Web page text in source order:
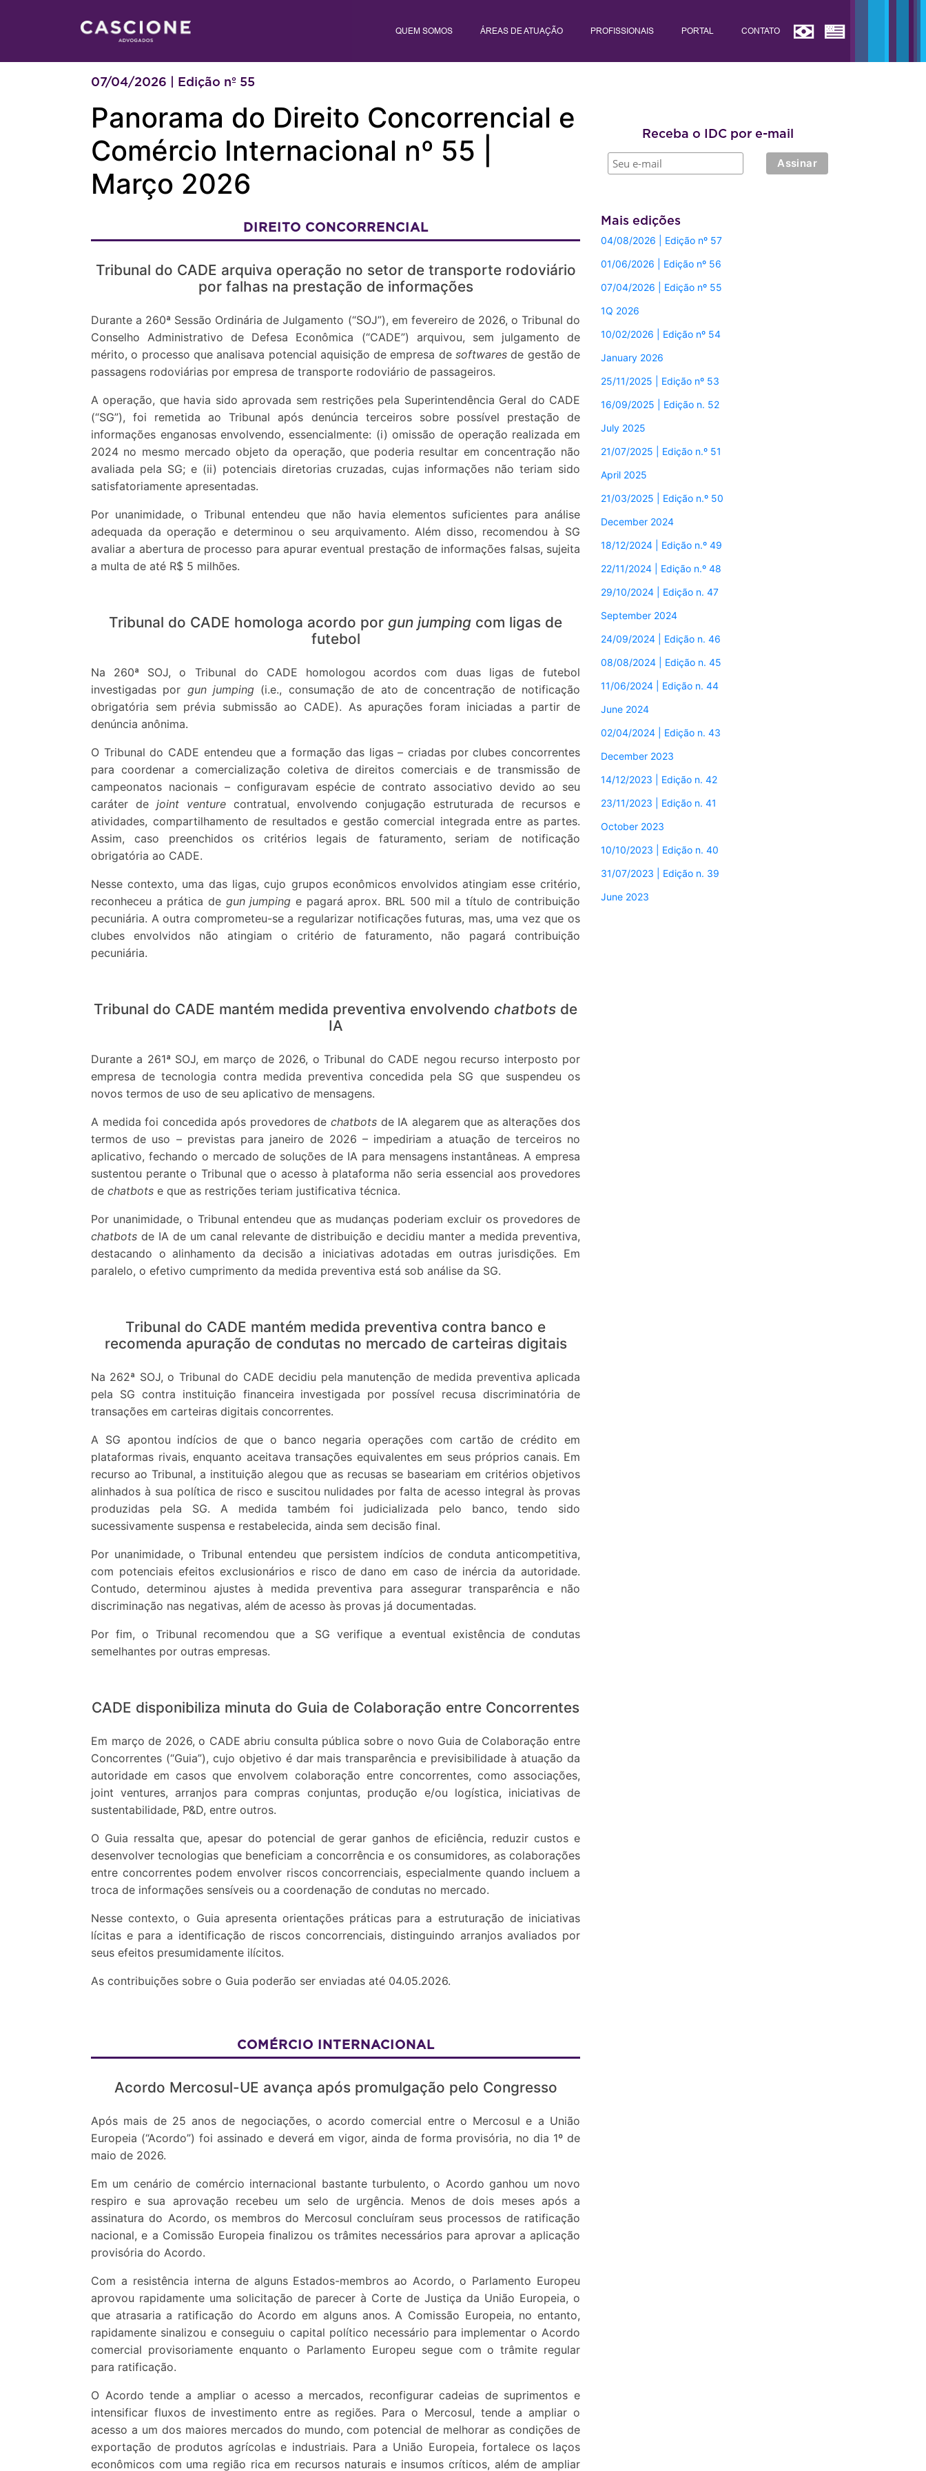
QUEM SOMOS ÁREAS DE ATUAÇÃO PROFISSIONAIS PORTAL CONTATO
07/04/2026 | Edição nº 55
Panorama do Direito Concorrencial e
Comércio Internacional nº 55 |
Março 2026
DIREITO CONCORRENCIAL
Tribunal do CADE arquiva operação no setor de transporte rodoviário
por falhas na prestação de informações
Durante a 260ª Sessão Ordinária de Julgamento (“SOJ”), em fevereiro de 2026, o Tribunal do
Conselho Administrativo de Defesa Econômica (“CADE”) arquivou, sem julgamento de
mérito, o processo que analisava potencial aquisição de empresa desoftwares de gestão de
passagens rodoviárias por empresa de transporte rodoviário de passageiros.
A operação, que havia sido aprovada sem restrições pela Superintendência Geral do CADE
(“SG”), foi remetida ao Tribunal após denúncia terceiros sobre possível prestação de
informações enganosas envolvendo, essencialmente: (i) omissão de operação realizada em
2024 no mesmo mercado objeto da operação, que poderia resultar em concentração não
avaliada pela SG; e (ii) potenciais diretorias cruzadas, cujas informações não teriam sido
satisfatoriamente apresentadas.
Por unanimidade, o Tribunal entendeu que não havia elementos suficientes para análise
adequada da operação e determinou o seu arquivamento. Além disso, recomendou à SG
avaliar a abertura de processo para apurar eventual prestação de informações falsas, sujeita
a multa de até R$ 5 milhões.
Tribunal do CADE homologa acordo por gun jumping com ligas de
futebol
Na 260ª SOJ, o Tribunal do CADE homologou acordos com duas ligas de futebol
investigadas por gun jumping (i.e., consumação de ato de concentração de notificação
obrigatória sem prévia submissão ao CADE). As apurações foram iniciadas a partir de
denúncia anônima.
O Tribunal do CADE entendeu que a formação das ligas – criadas por clubes concorrentes
para coordenar a comercialização coletiva de direitos comerciais e de transmissão de
campeonatos nacionais – configuravam espécie de contrato associativo devido ao seu
caráter de joint venture contratual, envolvendo conjugação estruturada de recursos e
atividades, compartilhamento de resultados e gestão comercial integrada entre as partes.
Assim, caso preenchidos os critérios legais de faturamento, seriam de notificação
obrigatória ao CADE.
Nesse contexto, uma das ligas, cujo grupos econômicos envolvidos atingiam esse critério,
reconheceu a prática de gun jumping e pagará aprox. BRL 500 mil a título de contribuição
pecuniária. A outra comprometeu-se a regularizar notificações futuras, mas, uma vez que os
clubes envolvidos não atingiam o critério de faturamento, não pagará contribuição
pecuniária.
Tribunal do CADE mantém medida preventiva envolvendo chatbots de
IA
Durante a 261ª SOJ, em março de 2026, o Tribunal do CADE negou recurso interposto por
empresa de tecnologia contra medida preventiva concedida pela SG que suspendeu os
novos termos de uso de seu aplicativo de mensagens.
A medida foi concedida após provedores de chatbots de IA alegarem que as alterações dos
termos de uso – previstas para janeiro de 2026 – impediriam a atuação de terceiros no
aplicativo, fechando o mercado de soluções de IA para mensagens instantâneas. A empresa
sustentou perante o Tribunal que o acesso à plataforma não seria essencial aos provedores
de chatbots e que as restrições teriam justificativa técnica.
Por unanimidade, o Tribunal entendeu que as mudanças poderiam excluir os provedores de
chatbots de IA de um canal relevante de distribuição e decidiu manter a medida preventiva,
destacando o alinhamento da decisão a iniciativas adotadas em outras jurisdições. Em
paralelo, o efetivo cumprimento da medida preventiva está sob análise da SG.
Tribunal do CADE mantém medida preventiva contra banco e
recomenda apuração de condutas no mercado de carteiras digitais
Na 262ª SOJ, o Tribunal do CADE decidiu pela manutenção de medida preventiva aplicada
pela SG contra instituição financeira investigada por possível recusa discriminatória de
transações em carteiras digitais concorrentes.
A SG apontou indícios de que o banco negaria operações com cartão de crédito em
plataformas rivais, enquanto aceitava transações equivalentes em seus próprios canais. Em
recurso ao Tribunal, a instituição alegou que as recusas se baseariam em critérios objetivos
alinhados à sua política de risco e suscitou nulidades por falta de acesso integral às provas
produzidas pela SG. A medida também foi judicializada pelo banco, tendo sido
sucessivamente suspensa e restabelecida, ainda sem decisão final.
Por unanimidade, o Tribunal entendeu que persistem indícios de conduta anticompetitiva,
com potenciais efeitos exclusionários e risco de dano em caso de inércia da autoridade.
Contudo, determinou ajustes à medida preventiva para assegurar transparência e não
discriminação nas negativas, além de acesso às provas já documentadas.
Por fim, o Tribunal recomendou que a SG verifique a eventual existência de condutas
semelhantes por outras empresas.
CADE disponibiliza minuta do Guia de Colaboração entre Concorrentes
Em março de 2026, o CADE abriu consulta pública sobre o novo Guia de Colaboração entre
Concorrentes (“Guia”), cujo objetivo é dar mais transparência e previsibilidade à atuação da
autoridade em casos que envolvem colaboração entre concorrentes, como associações,
joint ventures, arranjos para compras conjuntas, produção e/ou logística, iniciativas de
sustentabilidade, P&D, entre outros.
O Guia ressalta que, apesar do potencial de gerar ganhos de eficiência, reduzir custos e
desenvolver tecnologias que beneficiam a concorrência e os consumidores, as colaborações
entre concorrentes podem envolver riscos concorrenciais, especialmente quando incluem a
troca de informações sensíveis ou a coordenação de condutas no mercado.
Nesse contexto, o Guia apresenta orientações práticas para a estruturação de iniciativas
lícitas e para a identificação de riscos concorrenciais, distinguindo arranjos avaliados por
seus efeitos presumidamente ilícitos.
As contribuições sobre o Guia poderão ser enviadas até 04.05.2026.
COMÉRCIO INTERNACIONAL
Acordo Mercosul-UE avança após promulgação pelo Congresso
Após mais de 25 anos de negociações, o acordo comercial entre o Mercosul e a União
Europeia (“Acordo”) foi assinado e deverá em vigor, ainda de forma provisória, no dia 1º de
maio de 2026.
Em um cenário de comércio internacional bastante turbulento, o Acordo ganhou um novo
respiro e sua aprovação recebeu um selo de urgência. Menos de dois meses após a
assinatura do Acordo, os membros do Mercosul concluíram seus processos de ratificação
nacional, e a Comissão Europeia finalizou os trâmites necessários para aprovar a aplicação
provisória do Acordo.
Com a resistência interna de alguns Estados-membros ao Acordo, o Parlamento Europeu
aprovou rapidamente uma solicitação de parecer à Corte de Justiça da União Europeia, o
que atrasaria a ratificação do Acordo em alguns anos. A Comissão Europeia, no entanto,
rapidamente sinalizou e conseguiu o capital político necessário para implementar o Acordo
comercial provisoriamente enquanto o Parlamento Europeu segue com o trâmite regular
para ratificação.
O Acordo tende a ampliar o acesso a mercados, reconfigurar cadeias de suprimentos e
intensificar fluxos de investimento entre as regiões. Para o Mercosul, tende a ampliar o
acesso a um dos maiores mercados do mundo, com potencial de melhorar as condições de
exportação de produtos agrícolas e industriais. Para a União Europeia, fortalece os laços
econômicos com uma região rica em recursos naturais e insumos críticos, além de ampliar
Receba o IDC por e-mail
Mais edições
04/08/2026 | Edição nº 57
01/06/2026 | Edição nº 56
07/04/2026 | Edição nº 55
1Q 2026
10/02/2026 | Edição nº 54
January 2026
25/11/2025 | Edição nº 53
16/09/2025 | Edição n. 52
July 2025
21/07/2025 | Edição n.º 51
April 2025
21/03/2025 | Edição n.º 50
December 2024
18/12/2024 | Edição n.º 49
22/11/2024 | Edição n.º 48
29/10/2024 | Edição n. 47
September 2024
24/09/2024 | Edição n. 46
08/08/2024 | Edição n. 45
11/06/2024 | Edição n. 44
June 2024
02/04/2024 | Edição n. 43
December 2023
14/12/2023 | Edição n. 42
23/11/2023 | Edição n. 41
October 2023
10/10/2023 | Edição n. 40
31/07/2023 | Edição n. 39
June 2023